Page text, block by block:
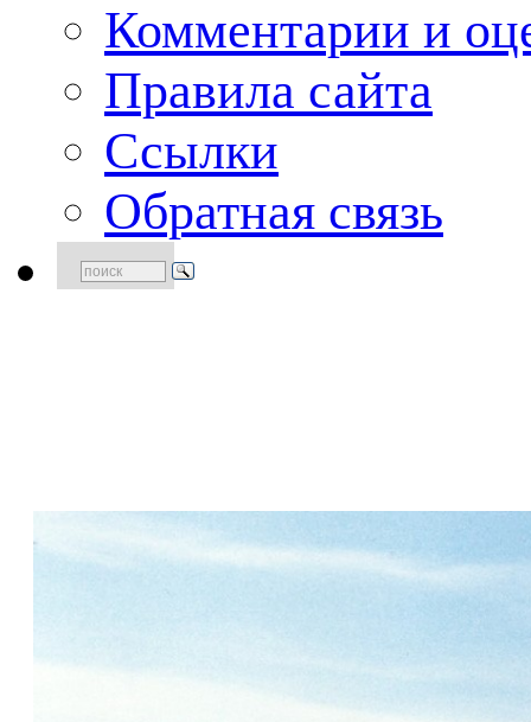
Комментарии и
Правила сайта
Ссылки
Обратная связь